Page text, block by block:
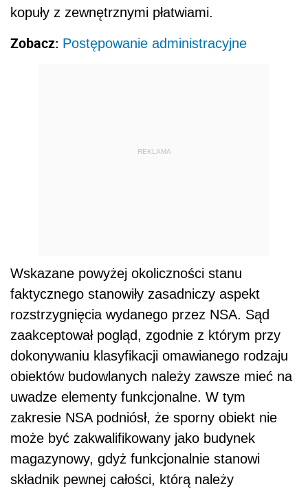
kopuły z zewnętrznymi płatwiami.
Zobacz: Postępowanie administracyjne
REKLAMA
Wskazane powyżej okoliczności stanu
faktycznego stanowiły zasadniczy aspekt
rozstrzygnięcia wydanego przez NSA. Sąd
zaakceptował pogląd, zgodnie z którym przy
dokonywaniu klasyfikacji omawianego rodzaju
obiektów budowlanych należy zawsze mieć na
uwadze elementy funkcjonalne. W tym
zakresie NSA podniósł, że sporny obiekt nie
może być zakwalifikowany jako budynek
magazynowy, gdyż funkcjonalnie stanowi
składnik pewnej całości, którą należy